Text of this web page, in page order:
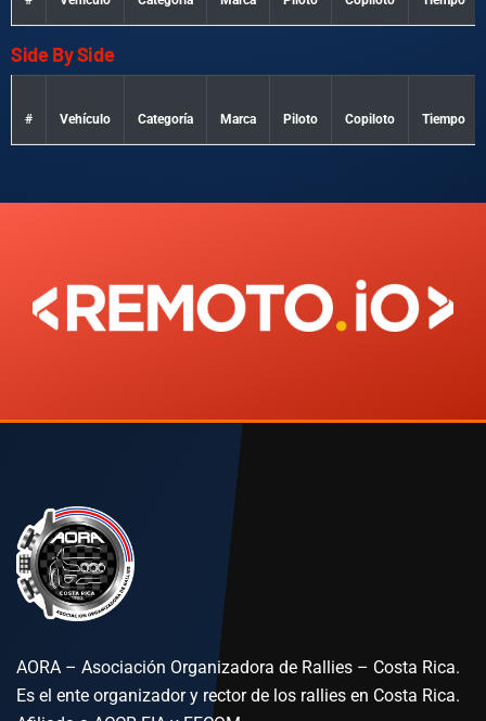
Side By Side
# Vehículo Categoría Marca Piloto Copiloto Tiempo
AORA – Asociación Organizadora de Rallies – Costa Rica.
Es el ente organizador y rector de los rallies en Costa Rica.